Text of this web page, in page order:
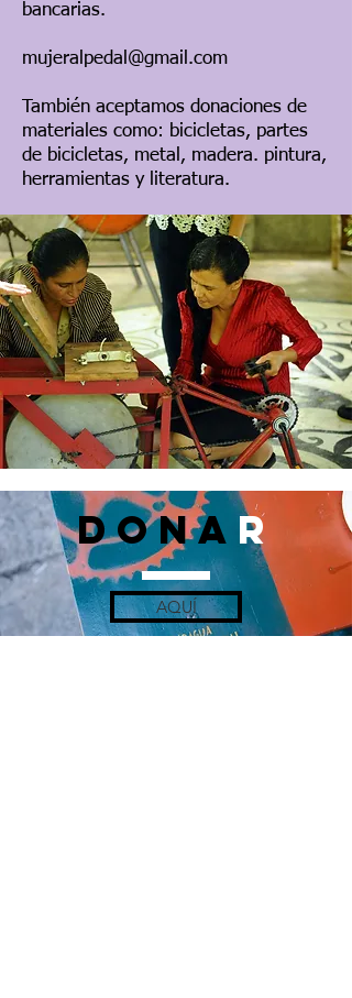
bancarias.
mujeralpedal@gmail.com
También aceptamos donaciones de
materiales como: bicicletas, partes
de bicicletas, metal, madera. pintura,
herramientas y literatura.
DONA r
AQUÍ